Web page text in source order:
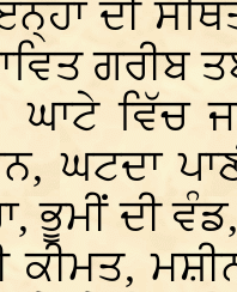
ਦੀ
ਗਰੀਬ
ਵਿੱਚ
ਘਟਦਾ
ਭੂਮੀਂ ਦੀ
ਕੀਮਤ,